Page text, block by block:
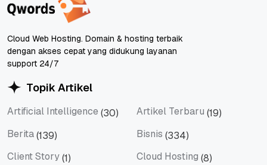
Cloud Web Hosting. Domain & hosting terbaik
dengan akses cepat yang didukung layanan
support 24/7
Topik Artikel
Artificial Intelligence (30) Artikel Terbaru (19)
Berita(139) Bisnis (334)
Client Story(1) Cloud Hosting (8)